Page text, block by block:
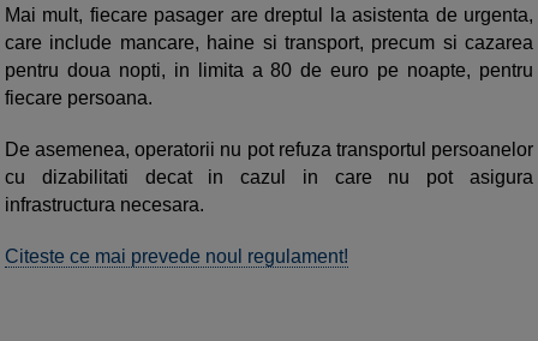
Mai mult, fiecare pasager are dreptul la asistenta de urgenta,
care include mancare, haine si transport, precum si cazarea
pentru doua nopti, in limita a 80 de euro pe noapte, pentru
fiecare persoana.
De asemenea, operatorii nu pot refuza transportul persoanelor
cu dizabilitati decat in cazul in care nu pot asigura
infrastructura necesara.
Citeste ce mai prevede noul regulament!